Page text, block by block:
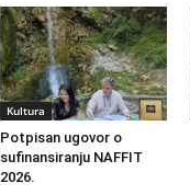
Kultura
Potpisan ugovor o
sufinansiranju NAFFIT
2026.